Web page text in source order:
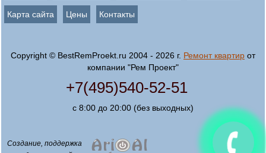
Карта сайта Цены Контакты
Copyright © BestRemProekt.ru 2004 - 2026 г. Ремонт квартирот
компании "Рем Проект"
+7(495)540-52-51
с 8:00 до 20:00 (без выходных)
Создание, поддержка